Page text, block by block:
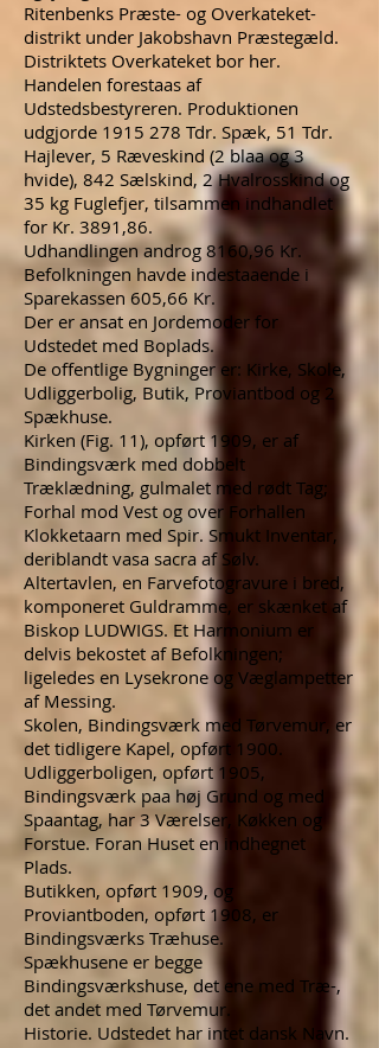
Ritenbenks Præste- og Overkateket-
distrikt under Jakobshavn Præstegæld.
Distriktets Overkateket bor her.
Handelen forestaas af
Udstedsbestyreren. Produktionen
udgjorde 1915 278 Tdr. Spæk, 51 Tdr.
Hajlever, 5 Ræveskind (2 blaa og 3
hvide), 842 Sælskind, 2 Hvalrosskind og
35 kg Fuglefjer, tilsammen indhandlet
for Kr. 3891,86.
Udhandlingen androg 8160,96 Kr.
Befolkningen havde indestaaende i
Sparekassen 605,66 Kr.
Der er ansat en Jordemoder for
Udstedet med Boplads.
De offentlige Bygninger er: Kirke, Skole,
Udliggerbolig, Butik, Proviantbod og 2
Spækhuse.
Kirken (Fig. 11), opført 1909, er af
Bindingsværk med dobbelt
Træklædning, gulmalet med rødt Tag;
Forhal mod Vest og over Forhallen
Klokketaarn med Spir. Smukt Inventar,
deriblandt vasa sacra af Sølv.
Altertavlen, en Farvefotogravure i bred,
komponeret Guldramme, er skænket af
Biskop LUDWIGS. Et Harmonium er
delvis bekostet af Befolkningen;
ligeledes en Lysekrone og Væglampetter
af Messing.
Skolen, Bindingsværk med Tørvemur, er
det tidligere Kapel, opført 1900.
Udliggerboligen, opført 1905,
Bindingsværk paa høj Grund og med
Spaantag, har 3 Værelser, Køkken og
Forstue. Foran Huset en indhegnet
Plads.
Butikken, opført 1909, og
Proviantboden, opført 1908, er
Bindingsværks Træhuse.
Spækhusene er begge
Bindingsværkshuse, det ene med Træ-,
det andet med Tørvemur.
Historie. Udstedet har intet dansk Navn.